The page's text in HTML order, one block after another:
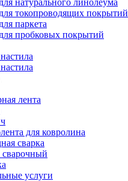
натурального линолеума
токопроводящих покрытий
паркета
пробковых покрытий
лента
для ковролина
сварка
услуги